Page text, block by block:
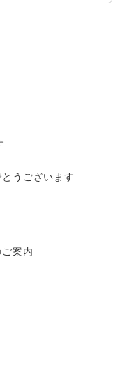
うございます
案内